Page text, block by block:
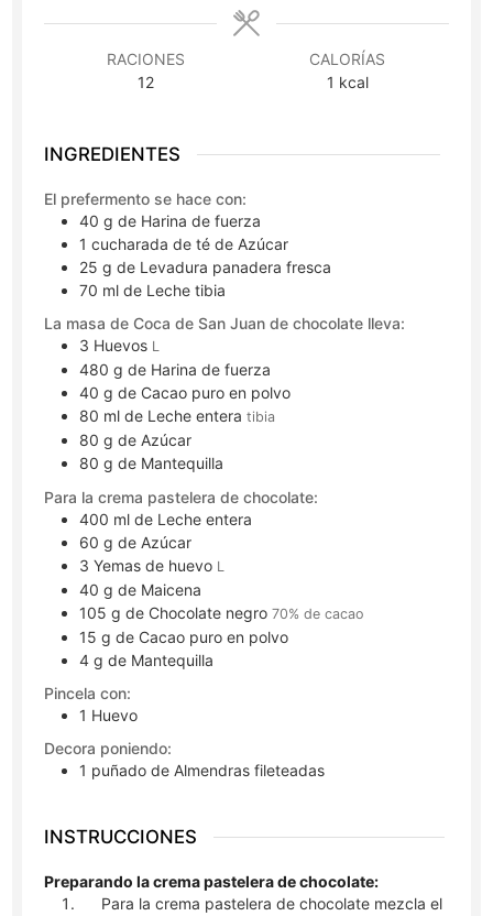
RACIONES
12
CALORÍAS
1 kcal
INGREDIENTES
El prefermento se hace con:
40 g de Harina de fuerza
1 cucharada de té de Azúcar
25 g de Levadura panadera fresca
70 ml de Leche tibia
La masa de Coca de San Juan de chocolate lleva:
3 Huevos L
480 g de Harina de fuerza
40 g de Cacao puro en polvo
80 ml de Leche entera tibia
80 g de Azúcar
80 g de Mantequilla
Para la crema pastelera de chocolate:
400 ml de Leche entera
60 g de Azúcar
3 Yemas de huevo L
40 g de Maicena
105 g de Chocolate negro 70% de cacao
15 g de Cacao puro en polvo
4 g de Mantequilla
Pincela con:
1 Huevo
Decora poniendo:
1 puñado de Almendras fileteadas
INSTRUCCIONES
Preparando la crema pastelera de chocolate:
Para la crema pastelera de chocolate mezcla el